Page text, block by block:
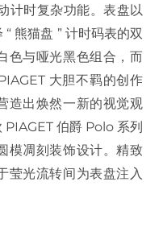
计时复杂功能。表盘以
熊猫盘 ” 计时码表的双
色与哑光黑色组合，而
大胆不羁的创作
造出焕然一新的视觉观
PIAGET 伯爵 Polo 系列
模凋刻装饰设计。精致
莹光流转间为表盘注入